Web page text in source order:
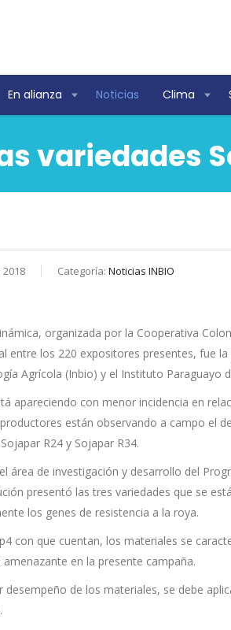
En alianza Noticias Clima
variedades
Categoría: Noticias INBIO
organizada por la Cooperativa
entre los 220 expositores presentes, fue
Agrícola (Inbio) y el Instituto Paraguayo
apareciendo con menor incidencia en
están observando a campo el
R24 y Sojapar R34.
área de investigación y desarrollo del
presentó las tres variedades que se
los genes de resistencia a la roya.
con que cuentan, los materiales se
en la presente campaña.
de los materiales, se debe